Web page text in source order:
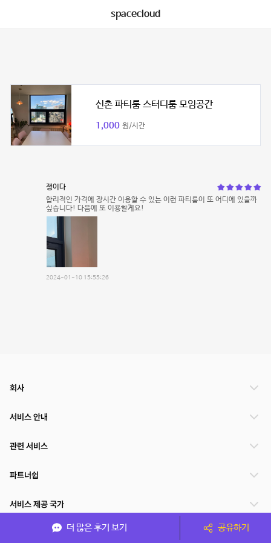
spacecloud
신촌 파티룸 스터디룸 모임공간
1,000 원/시간
쟁이다
합리적인 가격에 장시간 이용할 수 있는 이런 파티룸이 또 어디에 있을까
싶습니다! 다음에 또 이용할게요!
2024-01-10 15:55:26
더 많은 후기 보기 공유하기
회사
서비스 안내
관련 서비스
파트너쉽
서비스 제공 국가